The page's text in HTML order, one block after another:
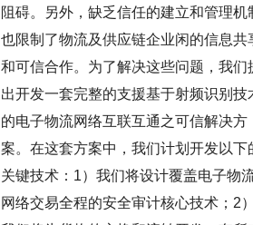
阻碍。另外，缺乏信任的建立和管理机
也限制了物流及供应链企业闲的信息共
和可信合作。为了解决这些问题，我们
出开发一套完整的支援基于射频识别技
的电子物流网络互联互通之可信解决方
案。在这套方案中，我们计划开发以下
关键技术：1）我们将设计覆盖电子物
网络交易全程的安全审计核心技术；2